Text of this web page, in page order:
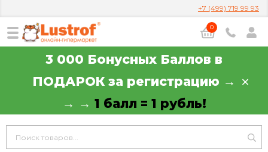
+7 (499) 719 99 93
0
3 000 Бонусных Баллов в
ПОДАРОК за регистрацию →
→ → 1 балл = 1 рубль!